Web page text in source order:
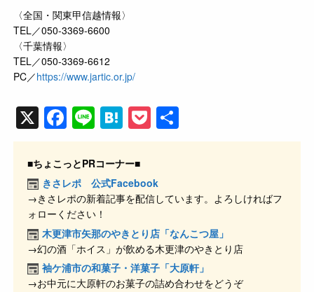
〈全国・関東甲信越情報〉
TEL／050-3369-6600
〈千葉情報〉
TEL／050-3369-6612
PC／https://www.jartic.or.jp/
X F
a
c
e
b
o
o
k
Li
n
e
H
at
e
n
a
P
o
et
有
■ちょこっとPRコーナー■
きさレポ 公式Facebook
→きさレポの新着記事を配信しています。よろしければフ
ォローください！
木更津市矢那のやきとり店「なんこつ屋」
→幻の酒「ホイス」が飲める木更津のやきとり店
袖ケ浦市の和菓子・洋菓子「大原軒」
→お中元に大原軒のお菓子の詰め合わせをどうぞ